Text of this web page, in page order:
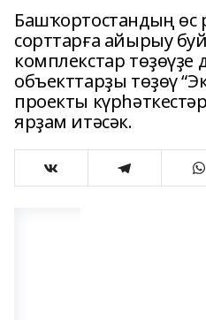
Башҡортостандың өс
сорттарға айырыу
комплекстар төҙөүҙе
объекттарҙы төҙөү
проекты
ярҙам итәсәк.